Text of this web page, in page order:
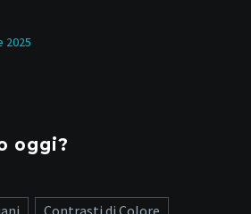
2025
oggi?
Contrasti di Colore